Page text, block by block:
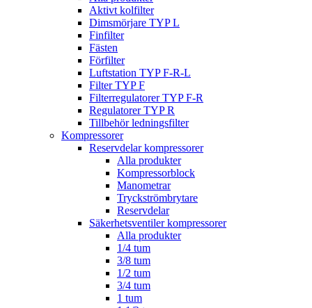
Aktivt kolfilter
Dimsmörjare TYP L
Finfilter
Fästen
Förfilter
Luftstation TYP F-R-L
Filter TYP F
Filterregulatorer TYP F-R
Regulatorer TYP R
Tillbehör ledningsfilter
Kompressorer
Reservdelar kompressorer
Alla produkter
Kompressorblock
Manometrar
Tryckströmbrytare
Reservdelar
Säkerhetsventiler kompressorer
Alla produkter
1/4 tum
3/8 tum
1/2 tum
3/4 tum
1 tum